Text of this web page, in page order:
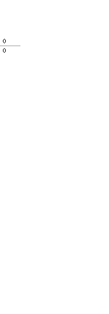
и кабельное